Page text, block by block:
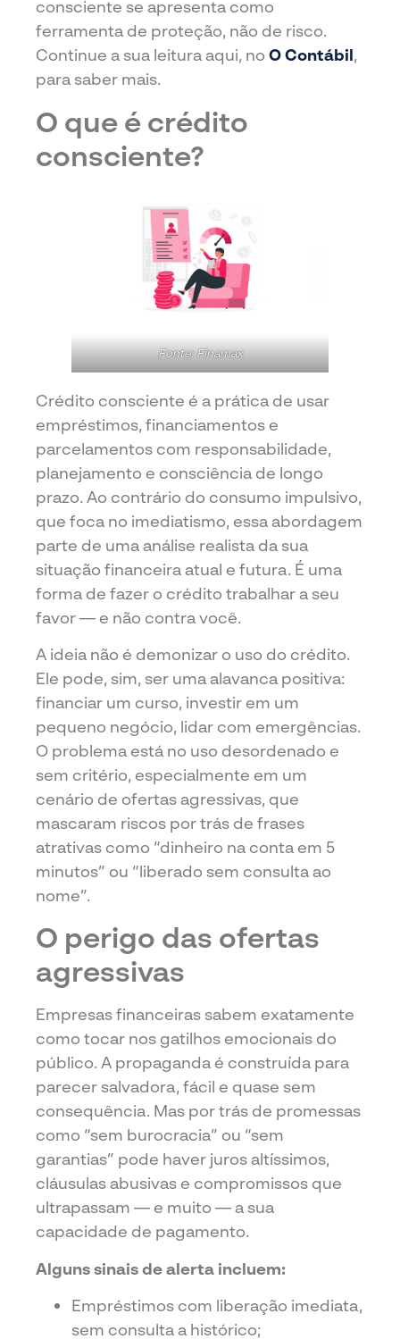
consciente se apresenta como
ferramenta de proteção, não de risco.
Continue a sua leitura aqui, no O Contábil,
para saber mais.
O que é crédito
consciente?
Fonte: Finamax
Crédito consciente é a prática de usar
empréstimos, financiamentos e
parcelamentos com responsabilidade,
planejamento e consciência de longo
prazo. Ao contrário do consumo impulsivo,
que foca no imediatismo, essa abordagem
parte de uma análise realista da sua
situação financeira atual e futura. É uma
forma de fazer o crédito trabalhar a seu
favor — e não contra você.
A ideia não é demonizar o uso do crédito.
Ele pode, sim, ser uma alavanca positiva:
financiar um curso, investir em um
pequeno negócio, lidar com emergências.
O problema está no uso desordenado e
sem critério, especialmente em um
cenário de ofertas agressivas, que
mascaram riscos por trás de frases
atrativas como “dinheiro na conta em 5
minutos” ou “liberado sem consulta ao
nome”.
O perigo das ofertas
agressivas
Empresas financeiras sabem exatamente
como tocar nos gatilhos emocionais do
público. A propaganda é construída para
parecer salvadora, fácil e quase sem
consequência. Mas por trás de promessas
como “sem burocracia” ou “sem
garantias” pode haver juros altíssimos,
cláusulas abusivas e compromissos que
ultrapassam — e muito — a sua
capacidade de pagamento.
Alguns sinais de alerta incluem:
Empréstimos com liberação imediata,
sem consulta a histórico;